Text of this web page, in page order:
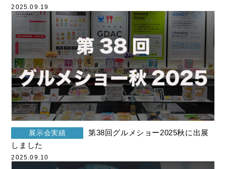
2025.09.19
展示会実績
しました
2025.09.10